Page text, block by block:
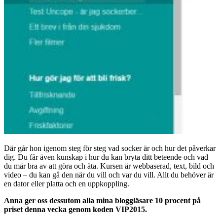
Där går hon igenom steg för steg vad socker är och hur det påverkar
dig. Du får även kunskap i hur du kan bryta ditt beteende och vad
du mår bra av att göra och äta. Kursen är webbaserad, text, bild och
video – du kan gå den när du vill och var du vill. Allt du behöver är
en dator eller platta och en uppkoppling.
Anna ger oss dessutom alla mina bloggläsare 10 procent på
priset denna vecka genom koden VIP2015.